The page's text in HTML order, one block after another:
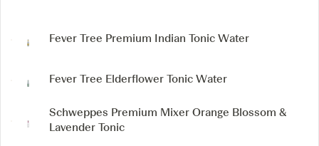
Fever Tree Premium Indian Tonic Water
Fever Tree Elderflower Tonic Water
Schweppes Premium Mixer Orange Blossom &
Lavender Tonic